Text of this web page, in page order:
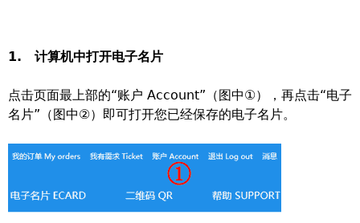
1. 计算机中打开电子名片
点击页面最上部的“账户 Account”（图中①），再点击“电子
名片”（图中②）即可打开您已经保存的电子名片。